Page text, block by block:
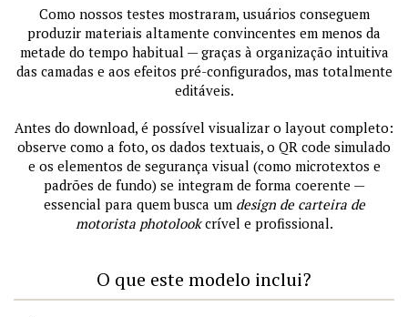
Como nossos testes mostraram, usuários conseguem
produzir materiais altamente convincentes em menos da
metade do tempo habitual — graças à organização intuitiva
das camadas e aos efeitos pré-configurados, mas totalmente
editáveis.
Antes do download, é possível visualizar o layout completo:
observe como a foto, os dados textuais, o QR code simulado
e os elementos de segurança visual (como microtextos e
padrões de fundo) se integram de forma coerente —
essencial para quem busca um design de carteira de
motorista photolookcrível e profissional.
O que este modelo inclui?